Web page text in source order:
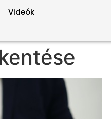
Videók